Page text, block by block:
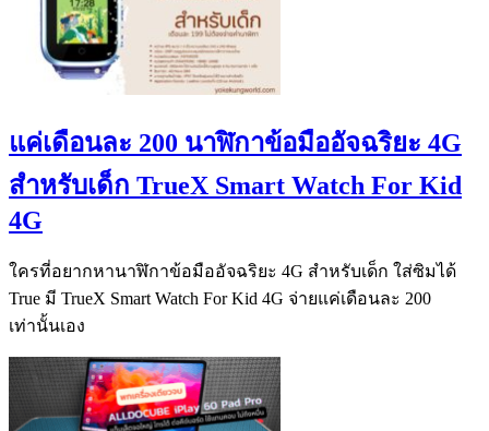
แค่เดือนละ 200 นาฬิกาข้อมืออัจฉริยะ 4G
สำหรับเด็ก TrueX Smart Watch For Kid
4G
ใครที่อยากหานาฬิกาข้อมืออัจฉริยะ 4G สำหรับเด็ก ใส่ซิมได้
True มี TrueX Smart Watch For Kid 4G จ่ายแค่เดือนละ 200
เท่านั้นเอง